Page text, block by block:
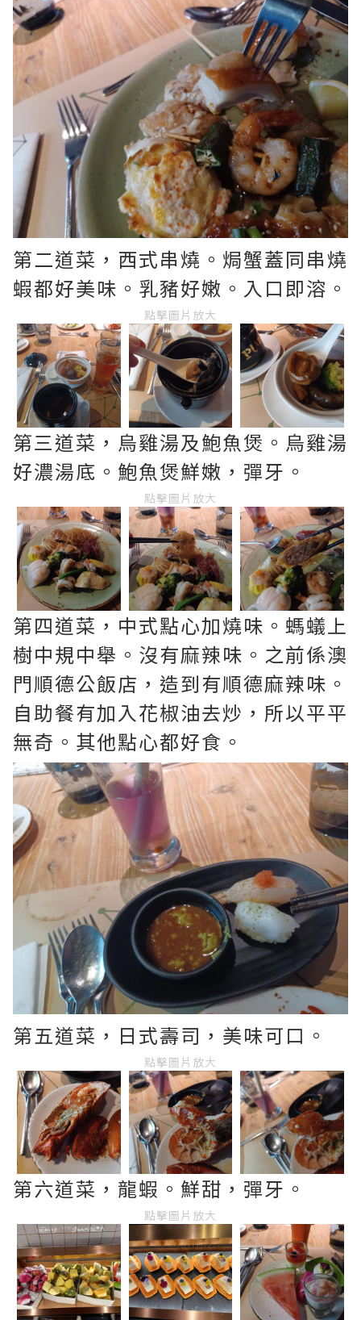
第二道菜，西式串燒。焗蟹蓋同串燒
蝦都好美味。乳豬好嫩。入口即溶。
點擊圖片放大
第三道菜，烏雞湯及鮑魚煲。烏雞湯
好濃湯底。鮑魚煲鮮嫩，彈牙。
點擊圖片放大
第四道菜，中式點心加燒味。螞蟻上
樹中規中舉。沒有麻辣味。之前係澳
門順德公飯店，造到有順德麻辣味。
自助餐有加入花椒油去炒，所以平平
無奇。其他點心都好食。
第五道菜，日式壽司，美味可口。
點擊圖片放大
第六道菜，龍蝦。鮮甜，彈牙。
點擊圖片放大